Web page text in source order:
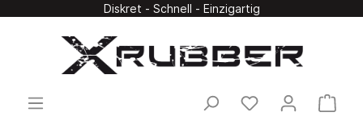
Diskret - Schnell - Einzigartig